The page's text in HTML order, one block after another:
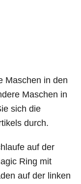
Maschen in den
Maschen in
sich die
durch.
auf der
Ring mit
auf der linken